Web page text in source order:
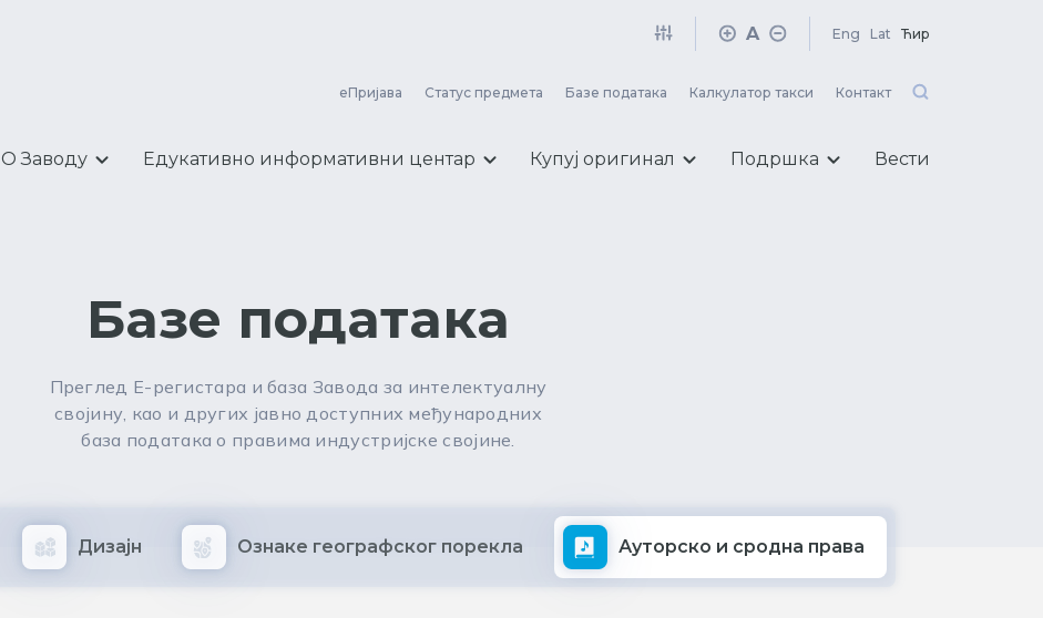
A Eng Lat Ћир
еПријава Статус предмета Базе података Калкулатор такси Контакт
О Заводу Едукативно информативни центар Купуј оригинал Подршка Вести
Базе података
Преглед Е-регистара и база Завода за интелектуалну
својину, као и других јавно доступних међународних
база података о правима индустријске својине.
Дизајн Ознаке географског порекла Ауторскo и сродна права